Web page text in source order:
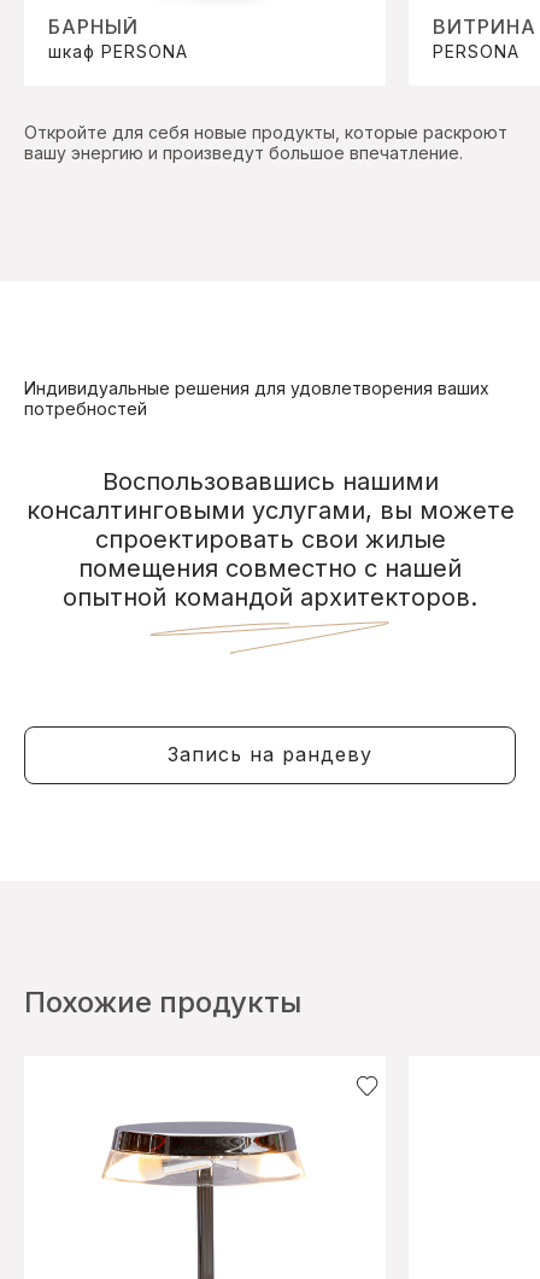
БАРНЫЙ
шкаф PERSONA
ВИТРИНА
PERSONA
Откройте для себя новые продукты, которые раскроют
вашу энергию и произведут большое впечатление.
Индивидуальные решения для удовлетворения ваших
потребностей
Воспользовавшись нашими
консалтинговыми услугами, вы можете
спроектировать свои жилые
помещения совместно с нашей
опытной командой архитекторов.
Запись на рандеву
Похожие продукты